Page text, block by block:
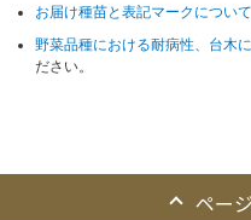
お届け種苗と表記マークについ
野菜品種における耐病性、台木
ださい。
ペー